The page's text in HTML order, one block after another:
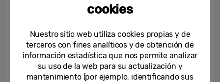
de cual se trata exactamente? Con Apple
canción y aprender el resto de las palabras
simplemente presionando reproducir.
Ya sea cantando junto a una canción por
cookies
Nuestro sitio web utiliza cookies propias y de
terceros con fines analíticos y de obtención de
información estadística que nos permite analizar
su uso de la web para su actualización y
mantenimiento (por ejemplo, identificando sus